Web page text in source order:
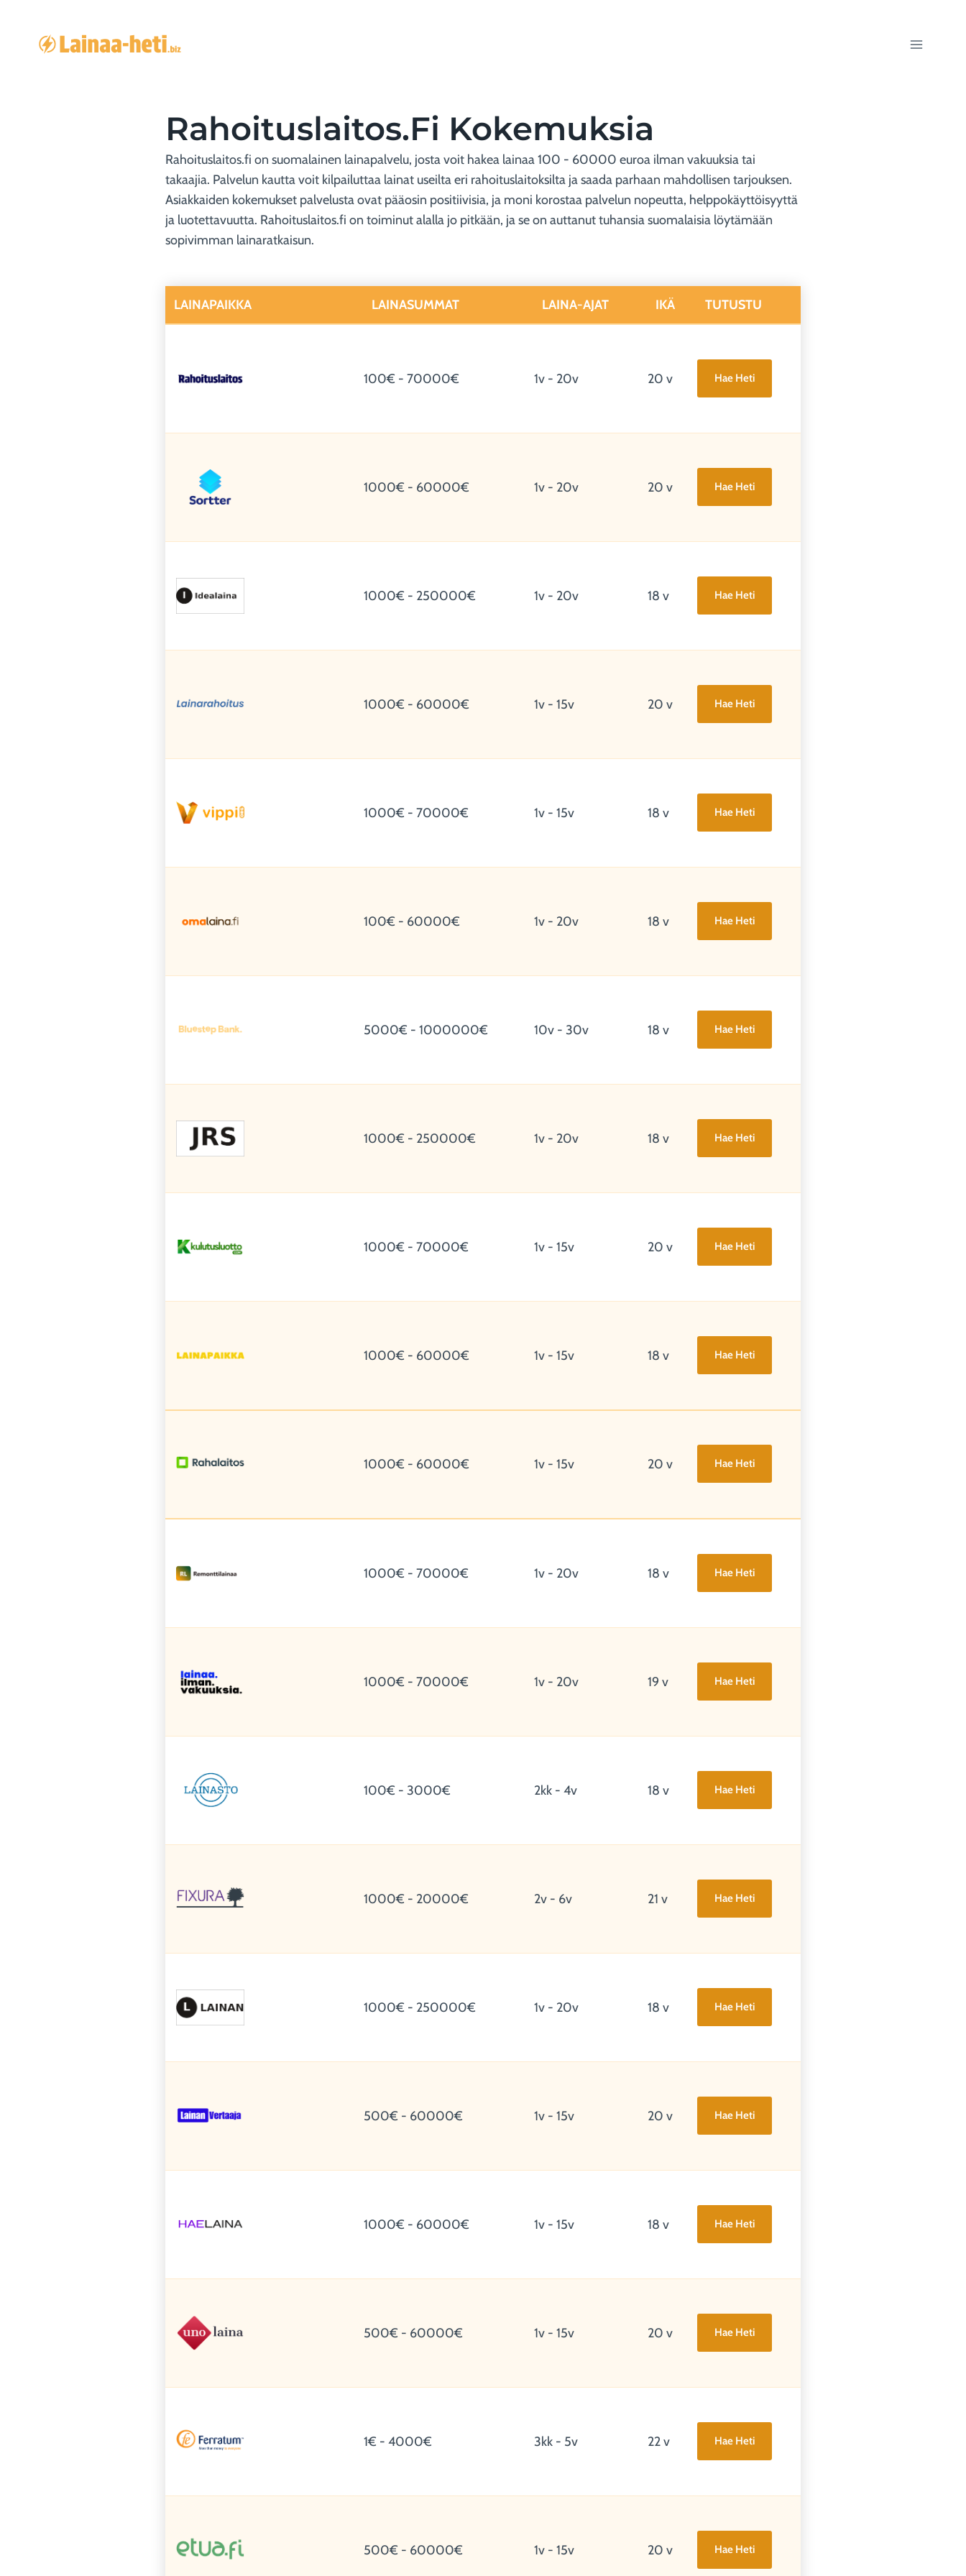
Rahoituslaitos.fi Kokemuksia
Rahoituslaitos.fi on suomalainen lainapalvelu, josta voit hakea lainaa 100 - 60000 euroa ilman vakuuksia tai
takaajia. Palvelun kautta voit kilpailuttaa lainat useilta eri rahoituslaitoksilta ja saada parhaan mahdollisen tarjouksen.
Asiakkaiden kokemukset palvelusta ovat pääosin positiivisia, ja moni korostaa palvelun nopeutta, helppokäyttöisyyttä
ja luotettavuutta. Rahoituslaitos.fi on toiminut alalla jo pitkään, ja se on auttanut tuhansia suomalaisia löytämään
sopivimman lainaratkaisun.
LAINAPAIKKA LAINASUMMAT LAINA-AJAT IKÄ TUTUSTU
100€ - 70000€ 1v - 20v 20 v Hae Heti
1000€ - 60000€ 1v - 20v 20 v Hae Heti
1000€ - 250000€ 1v - 20v 18 v Hae Heti
1000€ - 60000€ 1v - 15v 20 v Hae Heti
1000€ - 70000€ 1v - 15v 18 v Hae Heti
100€ - 60000€ 1v - 20v 18 v Hae Heti
5000€ - 1000000€ 10v - 30v 18 v Hae Heti
1000€ - 250000€ 1v - 20v 18 v Hae Heti
1000€ - 70000€ 1v - 15v 20 v Hae Heti
1000€ - 60000€ 1v - 15v 18 v Hae Heti
1000€ - 60000€ 1v - 15v 20 v Hae Heti
1000€ - 70000€ 1v - 20v 18 v Hae Heti
1000€ - 70000€ 1v - 20v 19 v Hae Heti
100€ - 3000€ 2kk - 4v 18 v Hae Heti
1000€ - 20000€ 2v - 6v 21 v Hae Heti
1000€ - 250000€ 1v - 20v 18 v Hae Heti
500€ - 60000€ 1v - 15v 20 v Hae Heti
1000€ - 60000€ 1v - 15v 18 v Hae Heti
500€ - 60000€ 1v - 15v 20 v Hae Heti
1€ - 4000€ 3kk - 5v 22 v Hae Heti
500€ - 60000€ 1v - 15v 20 v Hae Heti